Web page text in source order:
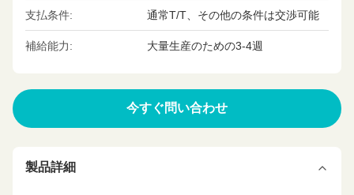
支払条件: 通常T/T、その他の条件は交渉可能
補給能力: 大量生産のための3-4週
今すぐ問い合わせ
製品詳細